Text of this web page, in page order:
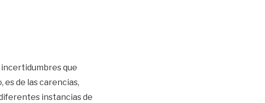
incertidumbres que
de las carencias,
instancias de